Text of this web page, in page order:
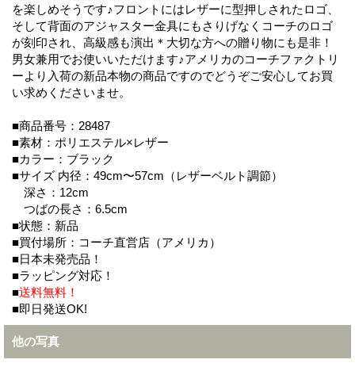
を楽しめそうです♪フロントにはレザーに型押しされたロゴ、
そして背面のアジャスター金具にもさりげなくコーチのロゴ
が刻印され、高級感も演出＊大切な方への贈り物にも是非！
男女兼用でお使いいただけます♪アメリカのコーチファクトリ
ーより入荷の新品本物の商品ですのでどうぞご安心してお買
い求めくださいませ。
■商品番号：28487
■素材：ポリエステル×レザー
■カラー：ブラック
■サイズ 内径：49cm〜57cm（レザーベルト調節）
深さ：12cm
つばの長さ：6.5cm
■状態：新品
■買付場所：コーチ直営店（アメリカ）
■日本未発売品！
■ラッピング対応！
■送料無料！
■即日発送OK!
他の写真